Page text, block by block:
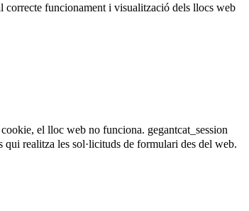
correcte funcionament i visualització dels llocs web
cookie, el lloc web no funciona. gegantcat_session
realitza les sol·licituds de formulari des del web.